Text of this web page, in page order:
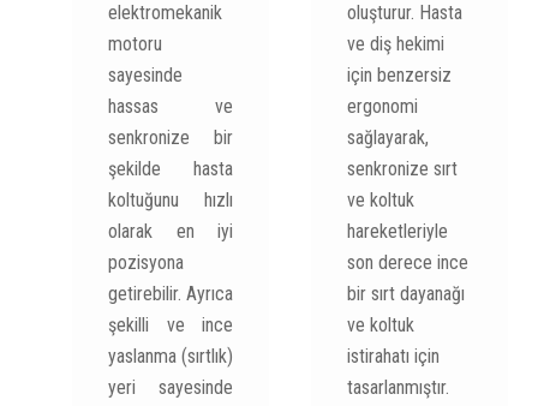
elektromekanik
motoru
sayesinde
hassas ve
senkronize bir
şekilde hasta
koltuğunu hızlı
olarak en iyi
pozisyona
getirebilir. Ayrıca
şekilli ve ince
yaslanma (sırtlık)
yeri sayesinde
oluşturur. Hasta
ve diş hekimi
için benzersiz
ergonomi
sağlayarak,
senkronize sırt
ve koltuk
hareketleriyle
son derece ince
bir sırt dayanağı
ve koltuk
istirahatı için
tasarlanmıştır.